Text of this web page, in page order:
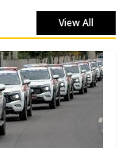
View All